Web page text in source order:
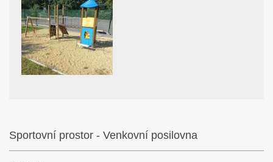
Sportovní prostor - Venkovní posilovna